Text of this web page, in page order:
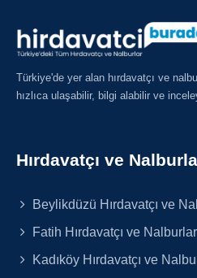
Türkiye'de yer alan hırdavatçı ve
hızlıca ulaşabilir, bilgi alabilir ve
Hırdavatçı ve
Beylikdüzü Hırdavatçı ve
Fatih Hırdavatçı ve Nalburlar
Kadıköy Hırdavatçı ve